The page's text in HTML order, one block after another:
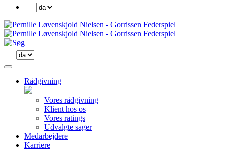
Rådgivning
Vores rådgivning
Klient hos os
Vores ratings
Udvalgte sager
Medarbejdere
Karriere